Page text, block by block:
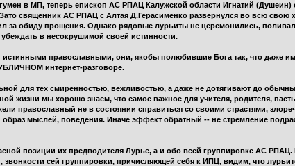
в МП, теперь епископ АС РПАЦ Калужской области Игнатий (Душеин)
священник АС РПАЦ с Алтая Д.Герасименко развернулся во всю свою
за обиду прощения. Однако рядовые лурьиты не церемонились,
в несокрушимой своей истинности.
православными, они, якобы полюбившие Бога так, что даже
интернет-разговоре.
для тех смиренностью, вежливостью, а даже не дотягивают до
жизни мы хорошо знаем, что самое важное для учителя, родителя,
православный не в состоянии справиться со своими страстями,
мыслей, поведения. Иначе эффект обратный -- не стремление
позиции их предводителя Лурье, а и обо всей группировке АС РПАЦ.
сей группировки, причисляющей себя к ИПЦ, видим, что